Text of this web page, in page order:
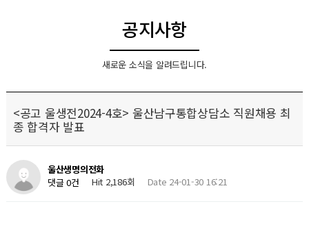
공지사항
새로운 소식을 알려드립니다.
<공고 울생전2024-4호> 울산남구통합상담소 직원채용 최
종 합격자 발표
울산생명의전화
댓글 0건
Hit 2,186회 Date 24-01-30 16:21